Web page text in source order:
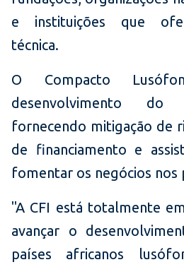
e instituições que
técnica.
O Compacto
desenvolvimento do
fornecendo mitigação de
de financiamento e
fomentar os negócios nos
"A CFI está totalmente
avançar o
países africanos